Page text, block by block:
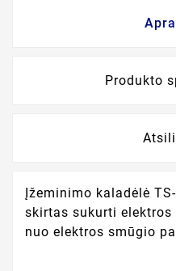
Produkto
Įžeminimo kaladėlė
skirtas sukurti
nuo elektros smūgio